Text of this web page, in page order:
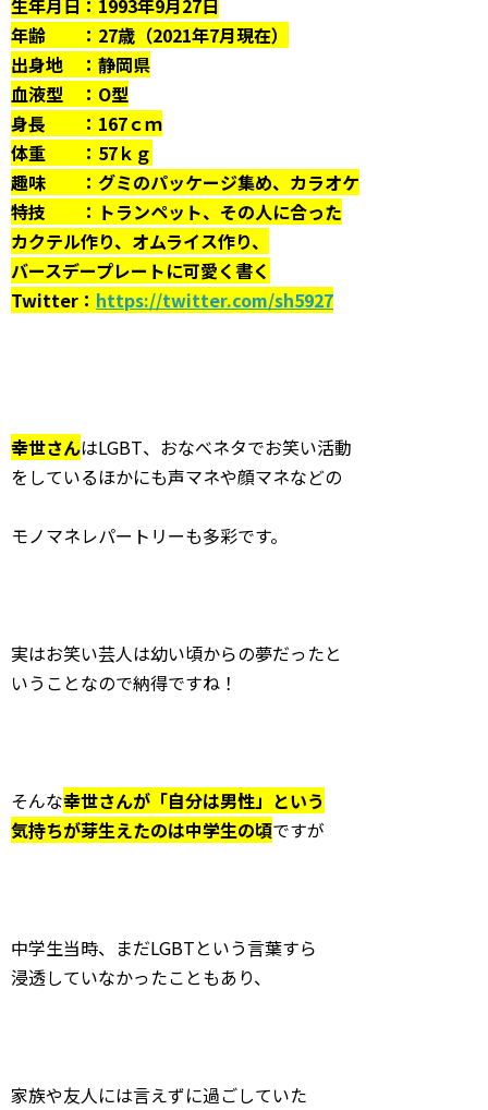
生年月日：1993年9月27日
年齢 ：27歳（2021年7月現在）
出身地 ：静岡県
血液型 ：O型
身長 ：167ｃｍ
体重 ：57ｋｇ
趣味 ：グミのパッケージ集め、カラオケ
特技 ：トランペット、その人に合った
カクテル作り、オムライス作り、
バースデープレートに可愛く書く
Twitter： https://twitter.com/sh5927
幸世さんはLGBT、おなべネタでお笑い活動
をしているほかにも声マネや顔マネなどの
モノマネレパートリーも多彩です。
実はお笑い芸人は幼い頃からの夢だったと
いうことなので納得ですね！
そんな幸世さんが「自分は男性」という
気持ちが芽生えたのは中学生の頃ですが
中学生当時、まだLGBTという言葉すら
浸透していなかったこともあり、
家族や友人には言えずに過ごしていた